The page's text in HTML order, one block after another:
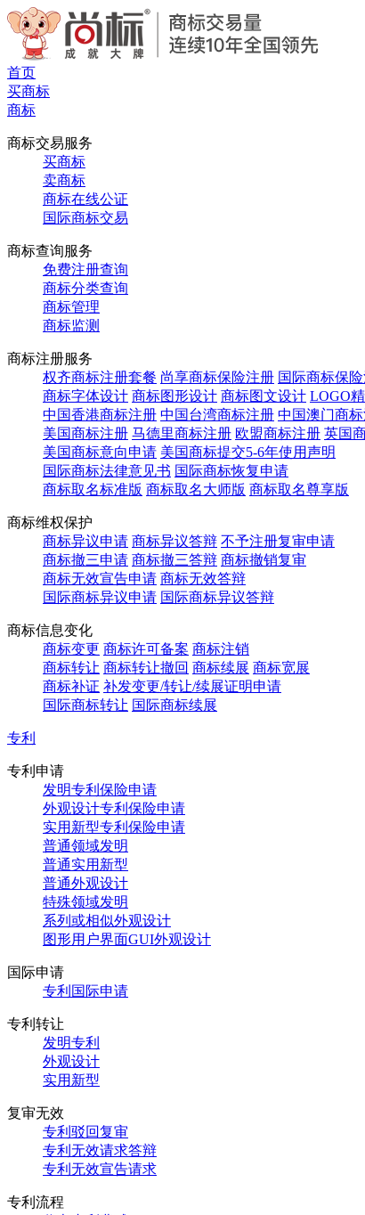
首页
买商标
商标
商标交易服务
买商标
卖商标
商标在线公证
国际商标交易
商标查询服务
免费注册查询
商标分类查询
商标管理
商标监测
商标注册服务
权齐商标注册套餐 尚享商标保险注册 国际商标保
商标字体设计 商标图形设计 商标图文设计 LOGO
中国香港商标注册 中国台湾商标注册 中国澳门商
美国商标注册 马德里商标注册 欧盟商标注册 英国
美国商标意向申请 美国商标提交5-6年使用声明
国际商标法律意见书 国际商标恢复申请
商标取名标准版 商标取名大师版 商标取名尊享版
商标维权保护
商标异议申请 商标异议答辩 不予注册复审申请
商标撤三申请 商标撤三答辩 商标撤销复审
商标无效宣告申请 商标无效答辩
国际商标异议申请 国际商标异议答辩
商标信息变化
商标变更 商标许可备案 商标注销
商标转让 商标转让撤回 商标续展 商标宽展
商标补证 补发变更/转让/续展证明申请
国际商标转让 国际商标续展
专利
专利申请
发明专利保险申请
外观设计专利保险申请
实用新型专利保险申请
普通领域发明
普通实用新型
普通外观设计
特殊领域发明
系列或相似外观设计
图形用户界面GUI外观设计
国际申请
专利国际申请
专利转让
发明专利
外观设计
实用新型
复审无效
专利驳回复审
专利无效请求答辩
专利无效宣告请求
专利流程